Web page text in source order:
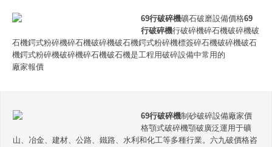
69行破碎機礦石破磨設備價格69
行破碎機行破碎機碎石機破碎機破
石機鍔式粉碎機碎石機破碎機破石機鍔式粉碎機標簽碎石機破碎機破石
機鍔式粉碎機破碎機碎石機破石機是工程用破碎設備中常用的
廠家報價
69行破碎機制砂破碎設備廠家價
格顎式破碎機顎破廣泛運用于礦
山、冶金、建材、公路、鐵路、水利和化工等多種行業。六九破價格咨